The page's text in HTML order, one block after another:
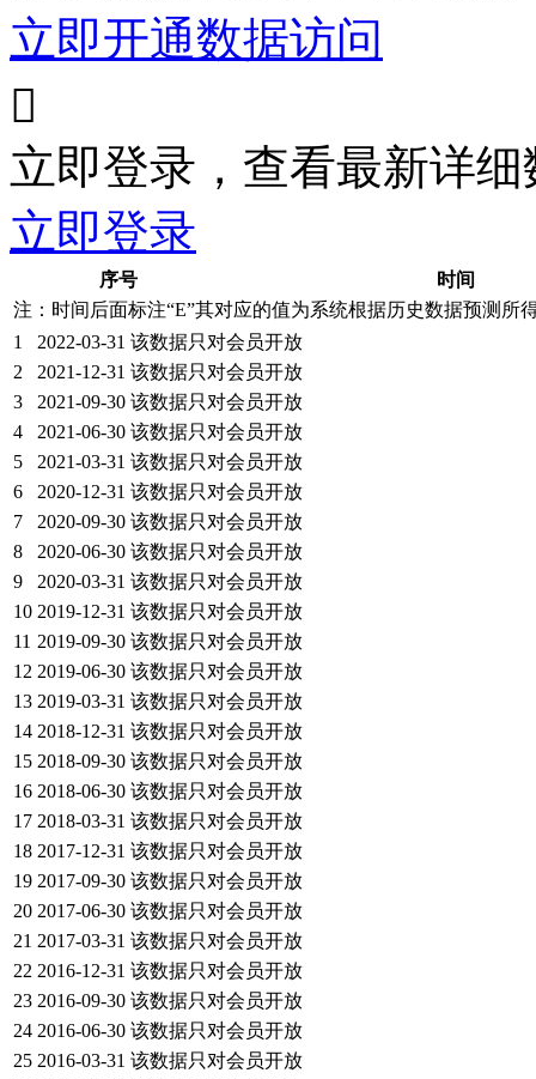
立即开通数据访问

立即登录，查看最新详细
立即登录
序号
时间
注：时间后面标注“E”其对应的值为系统根据历史数据预测所
1
2022-03-31 该数据只对会员开放
2
2021-12-31 该数据只对会员开放
3
2021-09-30 该数据只对会员开放
4
2021-06-30 该数据只对会员开放
5
2021-03-31 该数据只对会员开放
6
2020-12-31 该数据只对会员开放
7
2020-09-30 该数据只对会员开放
8
2020-06-30 该数据只对会员开放
9
2020-03-31 该数据只对会员开放
10 2019-12-31 该数据只对会员开放
11 2019-09-30 该数据只对会员开放
12 2019-06-30 该数据只对会员开放
13 2019-03-31 该数据只对会员开放
14 2018-12-31 该数据只对会员开放
15 2018-09-30 该数据只对会员开放
16 2018-06-30 该数据只对会员开放
17 2018-03-31 该数据只对会员开放
18 2017-12-31 该数据只对会员开放
19 2017-09-30 该数据只对会员开放
20 2017-06-30 该数据只对会员开放
21 2017-03-31 该数据只对会员开放
22 2016-12-31 该数据只对会员开放
23 2016-09-30 该数据只对会员开放
24 2016-06-30 该数据只对会员开放
25 2016-03-31 该数据只对会员开放